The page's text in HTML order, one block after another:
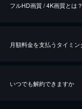
※40％ポイント還元の対象は、
フルHD画質 / 4K画質とは？
月額料金を支払うタイミン
いつでも解約できますか